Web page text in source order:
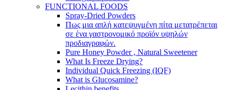
FUNCTIONAL FOODS
Spray-Dried Powders
Πως μια απλή κατεψυγμένη πίτα μετατρέπεται
σε ένα γαστρονομικό προϊόν υψηλών
προδιαγραφών.
Pure Honey Powder , Natural Sweetener
What Is Freeze Drying?
Individual Quick Freezing (IQF)
What is Glucosamine?